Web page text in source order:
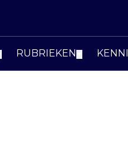
RUBRIEKEN